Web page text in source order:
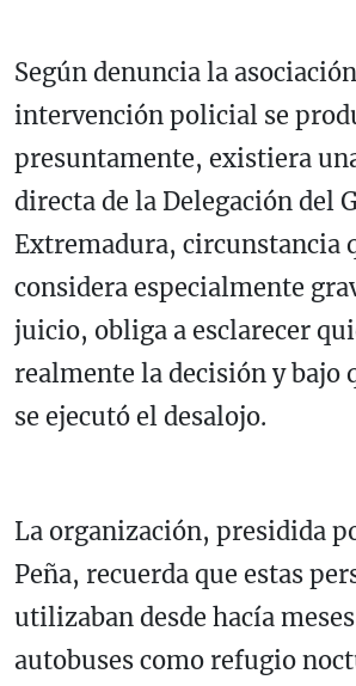
Según denuncia la
intervención policial se
presuntamente, existiera
directa de la Delegación del
Extremadura, circunstancia
considera especialmente
juicio, obliga a esclarecer
realmente la decisión y bajo
se ejecutó el desalojo.
La organización, presidida
Peña, recuerda que estas
utilizaban desde hacía
autobuses como refugio